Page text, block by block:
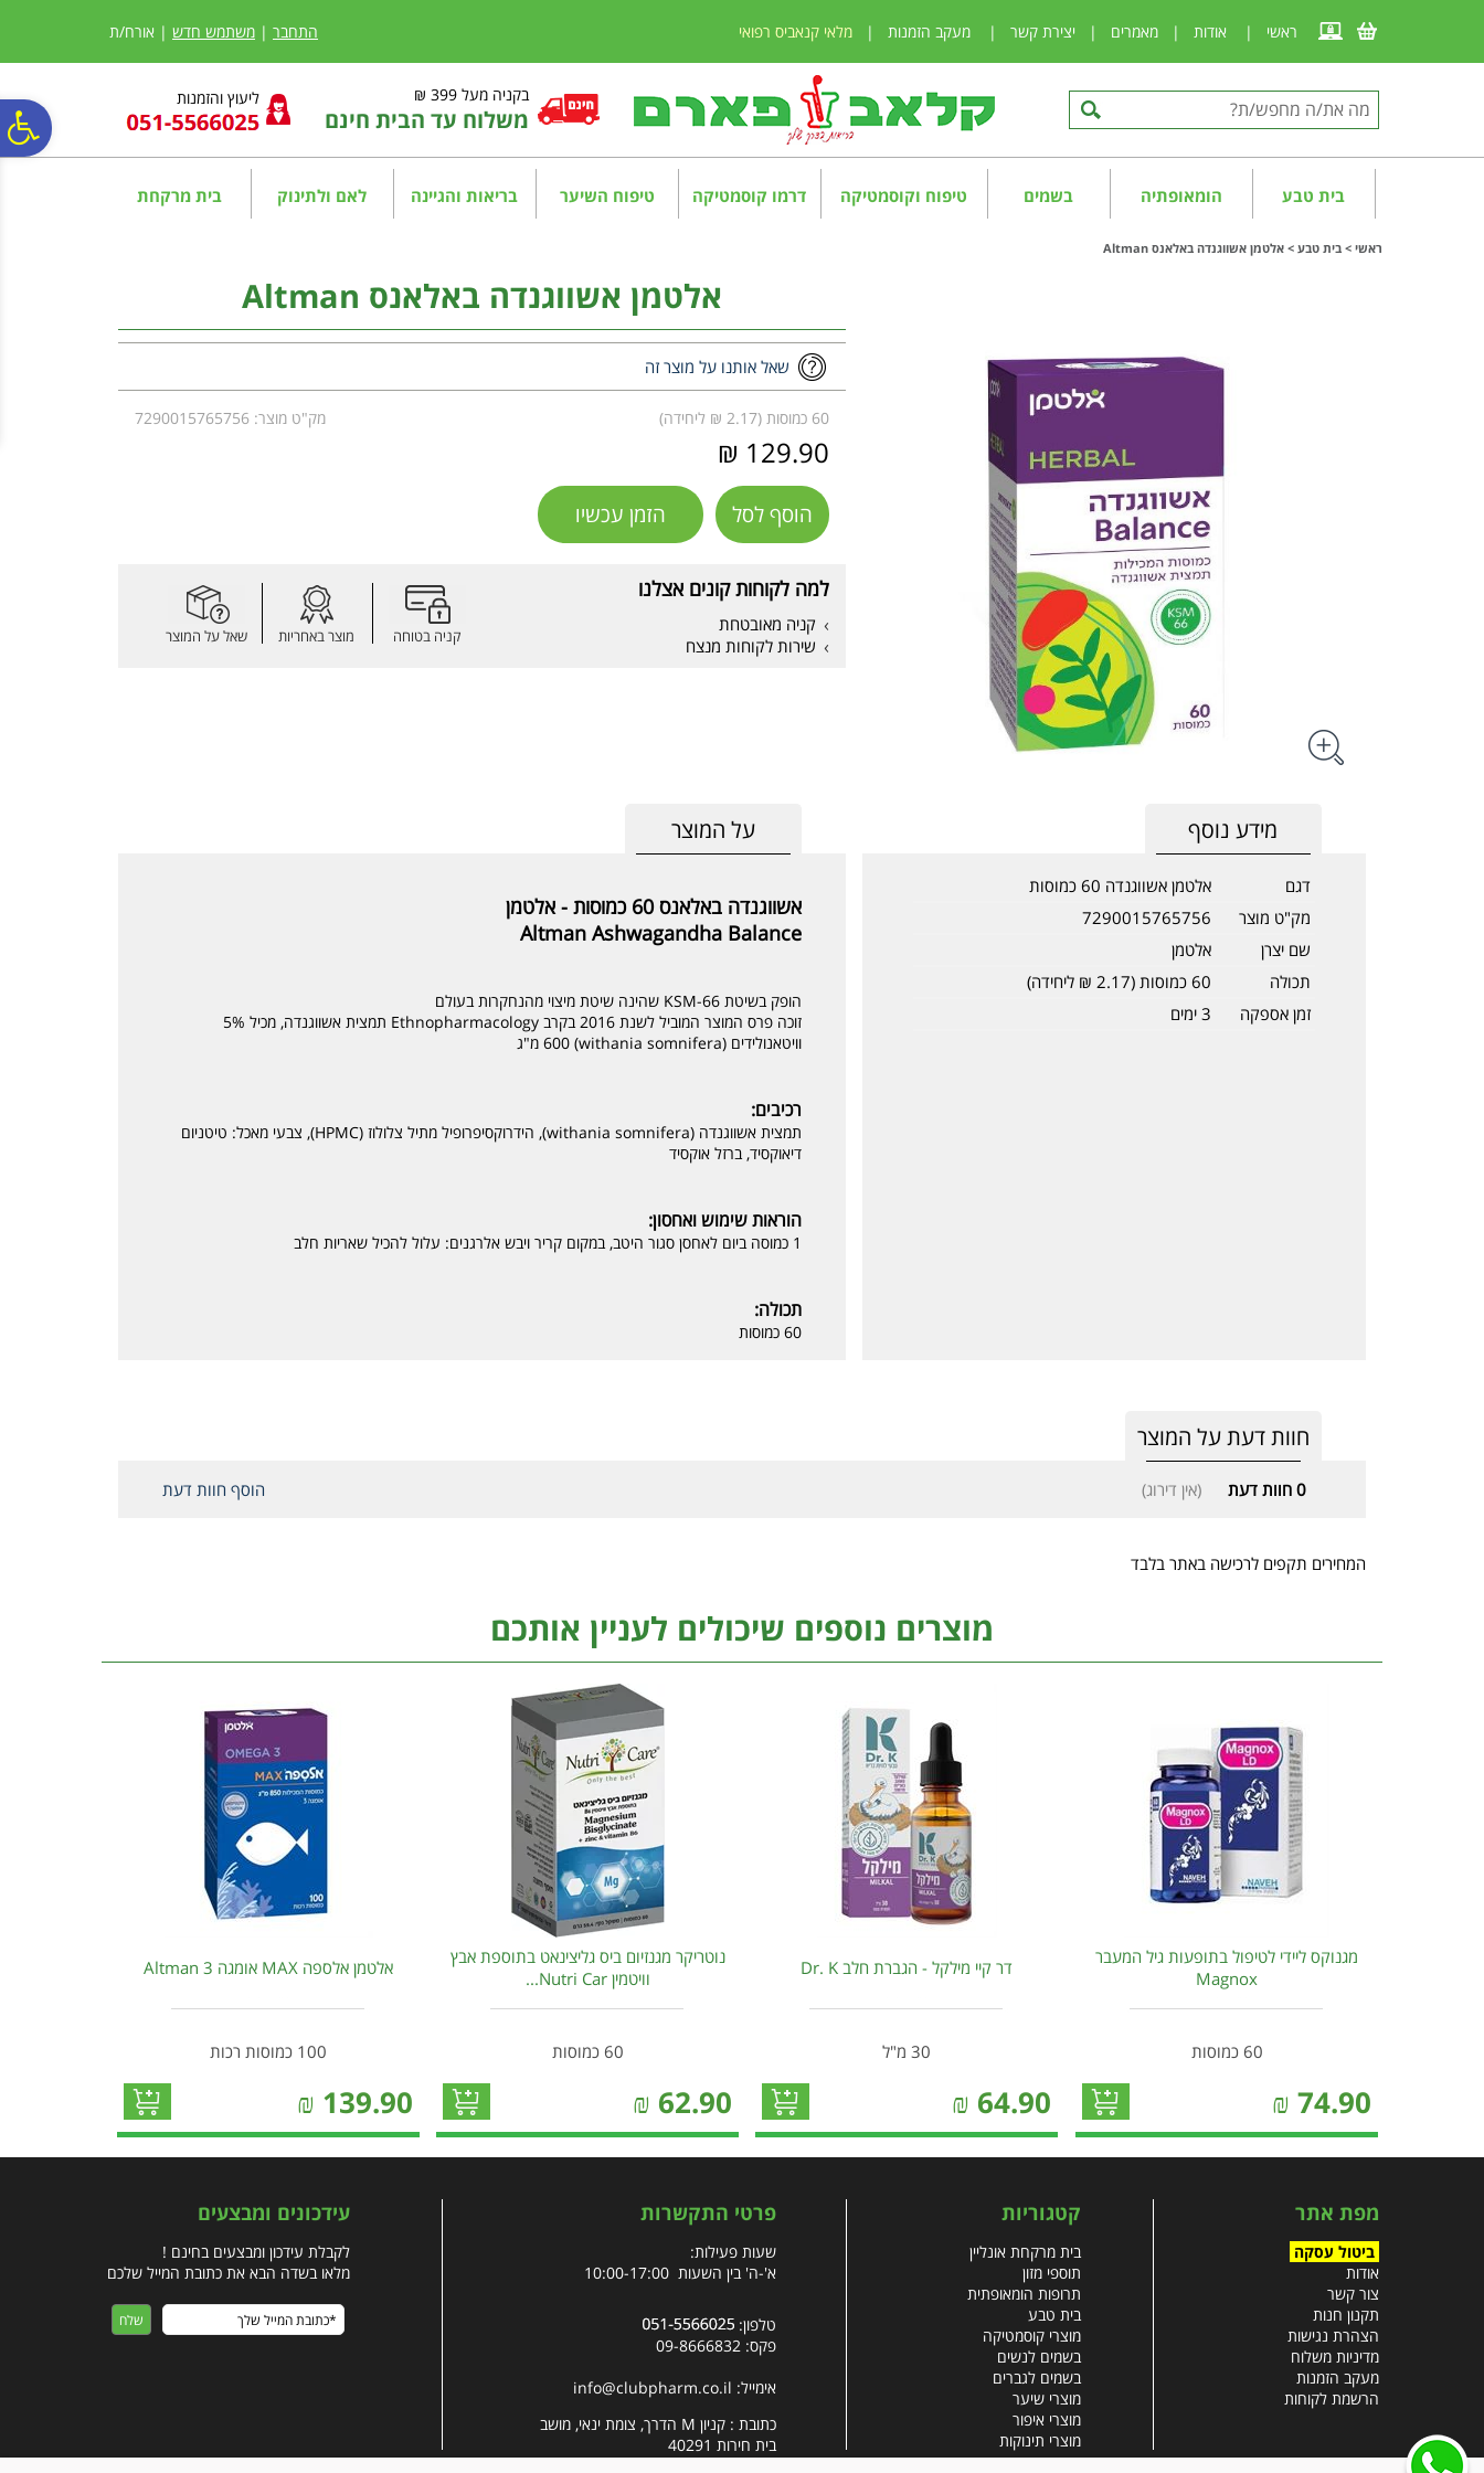
נגישות
אתר
המרכזי
ראשי | אודות | מאמרים | יצירת קשר | מעקב הזמנות | מלאי קנאביס רפואי התחבר | משתמש חדש | אורח/ת
בקניה מעל 399 ₪
משלוח עד הבית חינם
ליעוץ והזמנות
בית טבע הומאופתיה בשמים טיפוח וקוסמטיקה דרמו קוסמטיקה טיפוח השיער בריאות והגיינה לאם ולתינוק בית מרקחת
ראשי > בית טבע > אלטמן אשווגנדה באלאנס Altman
אלטמן אשווגנדה באלאנס Altman
שאל אותנו על מוצר זה
60 כמוסות (2.17 ₪ ליחידה) מק"ט מוצר: 7290015765756
129.90 ₪
הוסף לסל הזמן עכשיו
למה לקוחות קונים אצלנו
קניה מאובטחת
שירות לקוחות מנצח
קניה בטוחה מוצר באחריות שאל על המוצר
על המוצר
אשווגנדה באלאנס 60 כמוסות - אלטמן
Altman Ashwagandha Balance
הופק בשיטת KSM-66 שהינה שיטת מיצוי מהנחקרות בעולם
זוכה פרס המוצר המוביל לשנת 2016 בקרב Ethnopharmacology תמצית אשווגנדה, מכיל 5%
וויטאנולידים‏ (withania somnifera)‏ 600 מ"ג
רכיבים:
תמצית אשווגנדה (withania somnifera), הידרוקסיפרופיל מתיל צלולוז (HPMC), צבעי מאכל: טיטניום
דיאוקסיד, ברזל אוקסיד
הוראות שימוש ואחסון:
1 כמוסה ביום לאחסן סגור היטב, במקום קריר ויבש אלרגנים: עלול להכיל שאריות חלב
תכולה:
60 כמוסות
מידע נוסף
דגם
אלטמן אשווגנדה 60 כמוסות
מק"ט מוצר
7290015765756
שם יצרן
אלטמן
תכולה
60 כמוסות (2.17 ₪ ליחידה)
זמן אספקה
3 ימים
חוות דעת על המוצר
0 חוות דעת (אין דירוג) הוסף חוות דעת
המחירים תקפים לרכישה באתר בלבד
מוצרים נוספים שיכולים לעניין אותכם
מגנוקס ליידי לטיפול בתופעות גיל המעבר
Magnox
60 כמוסות
74.90
₪
דר קיי מילקל - הגברת חלב Dr. K
30 מ"ל
64.90
₪
נוטריקר מגנזיום ביס גליצינאט בתוספת אבץ
וויטמין Nutri Car...
60 כמוסות
62.90
₪
אלטמן אלספה MAX אומגה 3 Altman
100 כמוסות רכות
139.90
₪
מפת אתר
ביטול עסקה
אודות
צור קשר
תקנון חנות
הצהרת נגישות
מדיניות משלוח
מעקב הזמנות
הרשמת לקוחות
קטגוריות
בית מרקחת אונליין
תוספי מזון
תרופות הומאופתית
בית טבע
מוצרי קוסמטיקה
בשמים לנשים
בשמים לגברים
מוצרי שיער
מוצרי איפור
מוצרי תינוקות
צבעי שיער
פרטי התקשרות
שעות פעילות:
א'-ה' בין השעות 10:00-17:00
טלפון:
פקס: 09-8666832
אימייל: info@clubpharm.co.il
כתובת : קניון M הדרך, צומת ינאי, מושב
בית חירות 40291
עידכונים ומבצעים
לקבלת עידכון ומבצעים בחינם !
מלאו בשדה הבא את כתובת המייל שלכם